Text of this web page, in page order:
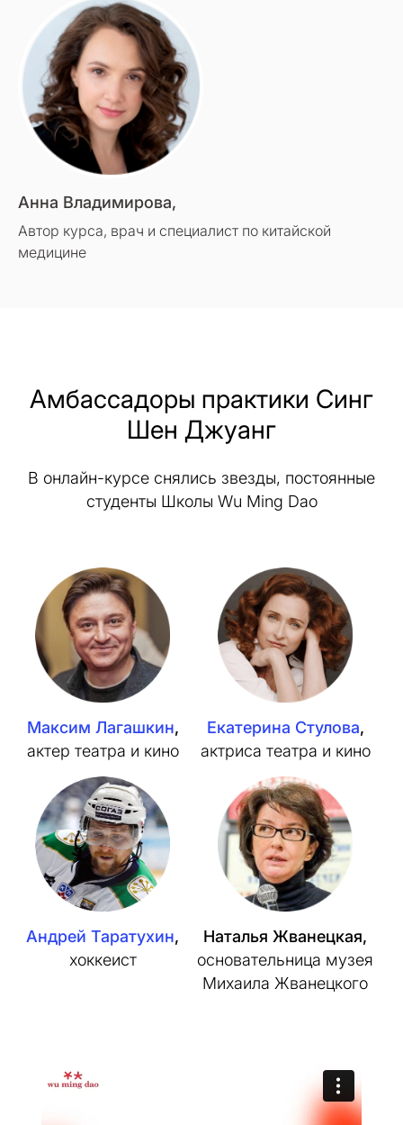
Анна Владимирова,
Автор курса, врач и специалист по китайской
медицине
Амбассадоры практики Синг
Шен Джуанг
В онлайн-курсе снялись звезды, постоянные
студенты Школы Wu Ming Dao
Максим Лагашкин,
актер театра и кино
Екатерина Стулова,
актриса театра и кино
Андрей Таратухин,
хоккеист
Наталья Жванецкая,
основательница музея
Михаила Жванецкого